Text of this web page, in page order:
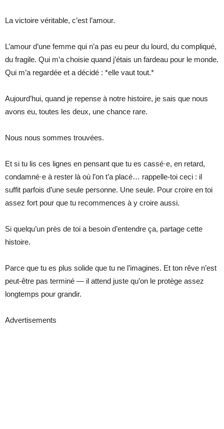
La victoire véritable, c’est l’amour.
L’amour d’une femme qui n’a pas eu peur du lourd, du compliqué,
du fragile. Qui m’a choisie quand j’étais un fardeau pour le monde.
Qui m’a regardée et a décidé : *elle vaut tout.*
Aujourd’hui, quand je repense à notre histoire, je sais que nous
avons eu, toutes les deux, une chance rare.
Nous nous sommes trouvées.
Et si tu lis ces lignes en pensant que tu es cassé·e, en retard,
condamné·e à rester là où l’on t’a placé… rappelle-toi ceci : il
suffit parfois d’une seule personne. Une seule. Pour croire en toi
assez fort pour que tu recommences à y croire aussi.
Si quelqu’un près de toi a besoin d’entendre ça, partage cette
histoire.
Parce que tu es plus solide que tu ne l’imagines. Et ton rêve n’est
peut-être pas terminé — il attend juste qu’on le protège assez
longtemps pour grandir.
Advertisements